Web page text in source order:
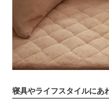
寝具やライフスタイルにあ